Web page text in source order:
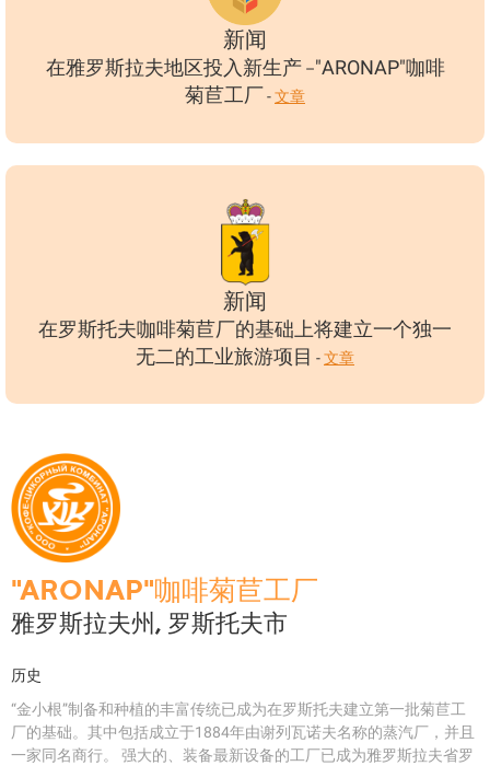
新闻
在雅罗斯拉夫地区投入新生产 –"АRONAP"咖啡
菊苣工厂-文章
新闻
在罗斯托夫咖啡菊苣厂的基础上将建立一个独一
无二的工业旅游项目 -文章
"АRONAP"咖啡菊苣工厂
雅罗斯拉夫州, 罗斯托夫市
历史
“金小根”制备和种植的丰富传统已成为在罗斯托夫建立第一批菊苣工
厂的基础。其中包括成立于1884年由谢列瓦诺夫名称的蒸汽厂，并且
一家同名商行。
强大的、装备最新设备的工厂已成为雅罗斯拉夫省罗